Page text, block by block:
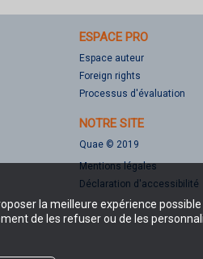
la meilleure expérience
de les refuser ou de les
ESPACE PRO
Espace auteur
Foreign rights
Processus d'évaluation
NOTRE SITE
Quae © 2019
Mentions légales
Déclaration d'accessibilité